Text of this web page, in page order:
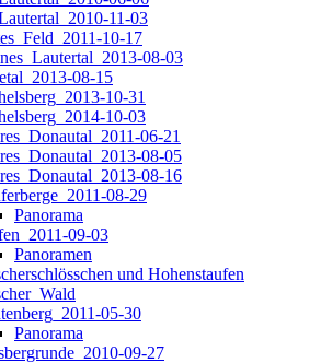
11-03
10-17
08-03
08-15
10-31
10-03
06-21
08-05
08-16
08-29
Panorama
09-03
Panoramen
und Hohenstaufen
05-30
Panorama
09-27